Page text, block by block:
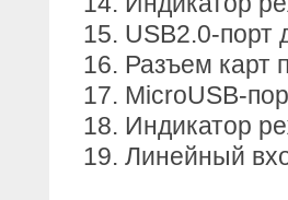
USB2.0-порт
Разъем карт
MicroUSB-
Индикатор
Линейный